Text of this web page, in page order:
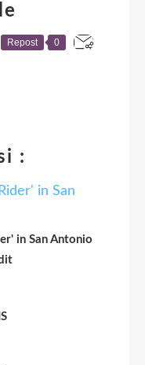
Repost 0
:
in San Antonio